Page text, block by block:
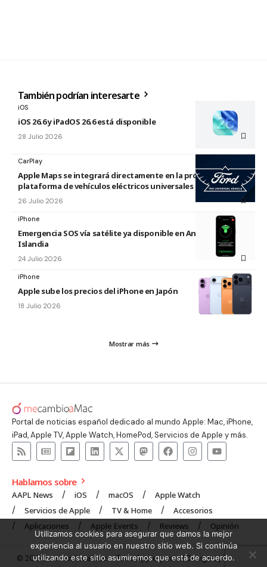
También podrían interesarte
iOS
iOS 26.6 y iPadOS 26.6 está disponible
28 Julio 2026
CarPlay
Apple Maps se integrará directamente en la próxima
plataforma de vehículos eléctricos universales de Ford
26 Julio 2026
iPhone
Emergencia SOS vía satélite ya disponible en Andorra e
Islandia
24 Julio 2026
iPhone
Apple sube los precios del iPhone en Japón
18 Julio 2026
Mostrar más
Portal de noticias español dedicado al mundo Apple: Mac, iPhone,
iPad, Apple TV, Apple Watch, HomePod, Servicios de Apple y más.
Hablamos sobre
AAPL News iOS macOS
Apple Watch
Servicios de Apple
TV & Home
Accesorios
Aplicaciones
Apple Events Reviews Opinión
© 2008 mecambioaMac – Todo Apple y más | Design byUNXON
Utilizamos cookies para asegurar que damos la mejor
experiencia al usuario en nuestro sitio web. Si continúa
utilizando este sitio asumiremos que está de acuerdo.